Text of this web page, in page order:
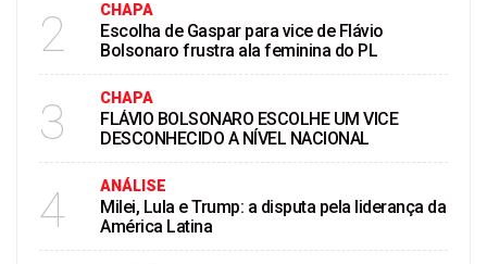
2 CHAPA
Escolha de Gaspar para vice de Flávio
Bolsonaro frustra ala feminina do PL
3 CHAPA
FLÁVIO BOLSONARO ESCOLHE UM VICE
DESCONHECIDO A NÍVEL NACIONAL
4 ANÁLISE
Milei, Lula e Trump: a disputa pela liderança da
América Latina